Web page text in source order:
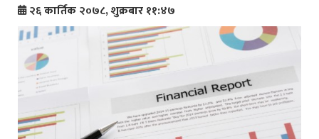
२६ कार्तिक २०७८, शुक्रबार ११:४७